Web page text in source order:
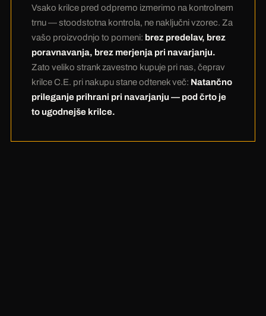
prihrani.
Nič predelav zaradi 100% kontrole
pomeni: najdražje ure vaše proizvodnje
ostanejo vam. Pod črto je krilce C.E.
ugodnejše.
Vsako krilce pred odpremo izmerimo na kontrolnem
trnu — stoodstotna kontrola, ne naključni vzorec. Za
vašo proizvodnjo to pomeni: brez predelav, brez
poravnavanja, brez merjenja pri navarjanju.
Zato veliko strank zavestno kupuje pri nas, čeprav
krilce C.E. pri nakupu stane odtenek več: Natančno
prileganje prihrani pri navarjanju — pod črto je
to ugodnejše krilce.